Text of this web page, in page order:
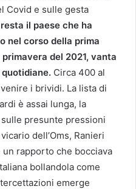
Covid e sulle gesta
resta il paese che ha
nel corso della prima
del 2021, vanta
Circa 400 al
i brividi. La lista di
è assai lunga, la
presunte pressioni
dell’Oms, Ranieri
rapporto che bocciava
bollandola come
emerge